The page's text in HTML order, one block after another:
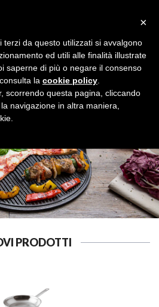
Cerca
PRODOTTI
×
terzi da questo utilizzati si avvalgono
ed utili alle finalità illustrate
saperne di più o negare il consenso
la cookie policy
scorrendo questa pagina, cliccando
navigazione in altra maniera,